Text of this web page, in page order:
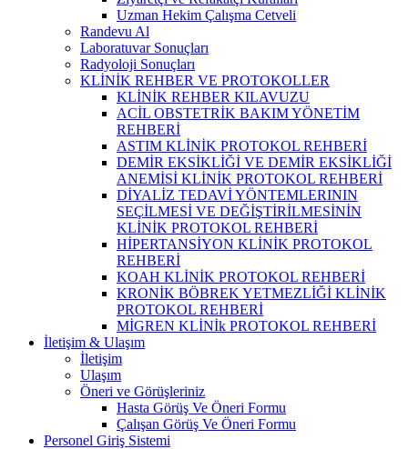
Uzman Hekim Çalışma Cetveli
Randevu Al
Laboratuvar Sonuçları
Radyoloji Sonuçları
KLİNİK REHBER VE PROTOKOLLER
KLİNİK REHBER KILAVUZU
ACİL OBSTETRİK BAKIM YÖNETİM
REHBERİ
ASTIM KLİNİK PROTOKOL REHBERİ
DEMİR EKSİKLİĞİ VE DEMİR EKSİKLİĞİ
ANEMİSİ KLİNİK PROTOKOL REHBERİ
DİYALİZ TEDAVİ YÖNTEMLERININ
SEÇİLMESİ VE DEĞİŞTİRİLMESİNİN
KLİNİK PROTOKOL REHBERİ
HİPERTANSİYON KLİNİK PROTOKOL
REHBERİ
KOAH KLİNİK PROTOKOL REHBERİ
KRONİK BÖBREK YETMEZLİĞİ KLİNİK
PROTOKOL REHBERİ
MİGREN KLİNİk PROTOKOL REHBERİ
İletişim & Ulaşım
İletişim
Ulaşım
Öneri ve Görüşleriniz
Hasta Görüş Ve Öneri Formu
Çalışan Görüş Ve Öneri Formu
Personel Giriş Sistemi